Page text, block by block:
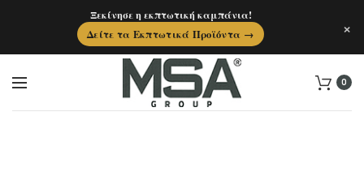
0
Ξεκίνησε η εκπτωτική καμπάνια!
Δείτε τα Εκπτωτικά Προϊόντα →
×